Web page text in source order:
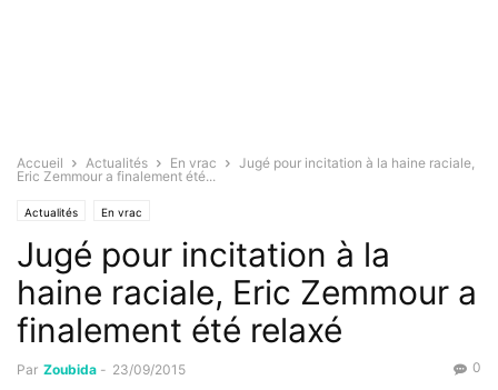
Accueil Actualités En vrac
Jugé pour incitation à la haine raciale,
Eric Zemmour a finalement été...
Actualités En vrac
Jugé pour incitation à la
haine raciale, Eric Zemmour a
finalement été relaxé
Par Zoubida - 23/09/2015 0